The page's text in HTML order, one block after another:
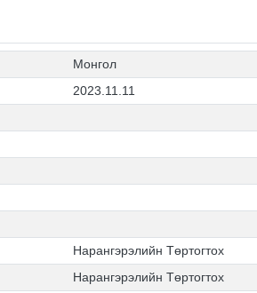
Монгол
2023.11.11
Нарангэрэлийн Төртогтох
Нарангэрэлийн Төртогтох